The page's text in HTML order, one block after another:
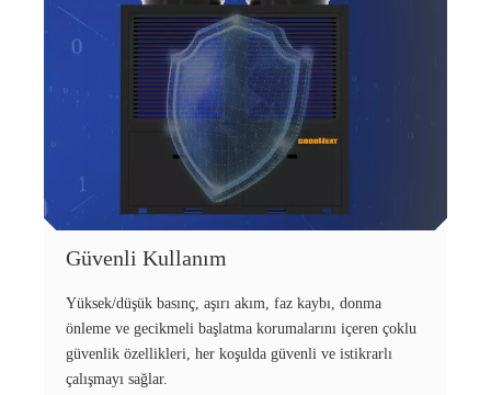
Güvenli Kullanım
Yüksek/düşük basınç, aşırı akım, faz kaybı, donma
önleme ve gecikmeli başlatma korumalarını içeren çoklu
güvenlik özellikleri, her koşulda güvenli ve istikrarlı
çalışmayı sağlar.